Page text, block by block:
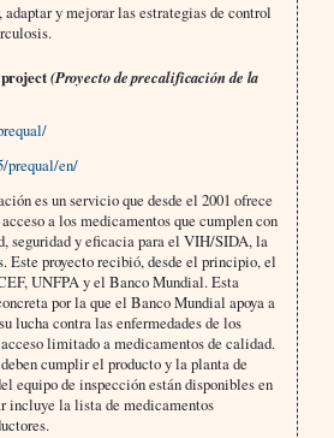
adaptar y mejorar las estrategias de control
(Proyecto de precalificación de la
prequal/en/
es un servicio que desde el 2001 ofrece
a los medicamentos que cumplen con
seguridad y eficacia para el VIH/SIDA, la
Este proyecto recibió, desde el principio, el
UNFPA y el Banco Mundial. Esta
por la que el Banco Mundial apoya a
lucha contra las enfermedades de los
limitado a medicamentos de calidad.
cumplir el producto y la planta de
equipo de inspección están disponibles en
incluye la lista de medicamentos